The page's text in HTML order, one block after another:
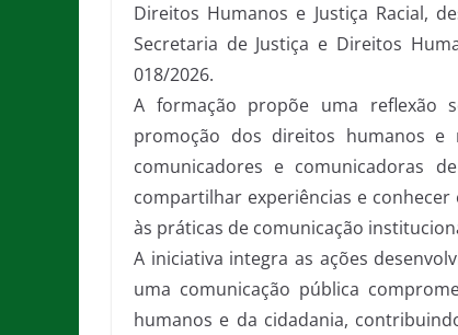
Direitos Humanos e Justiça Racial,
Secretaria de Justiça e Direitos
018/2026.
A formação propõe uma reflexão
promoção dos direitos humanos
comunicadores e comunicadoras
compartilhar experiências e
às práticas de comunicação
A iniciativa integra as ações
uma comunicação pública
humanos e da cidadania,